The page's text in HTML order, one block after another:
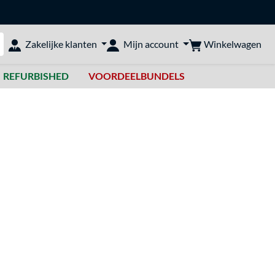
doorzoeken
Zakelijke klanten Mijn account Winkelwagen
REFURBISHED VOORDEELBUNDELS